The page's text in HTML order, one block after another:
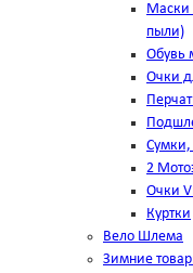
Маски
пыли)
Обувь
Очки
2
Очки
Куртки
Вело Шлема
Зимние